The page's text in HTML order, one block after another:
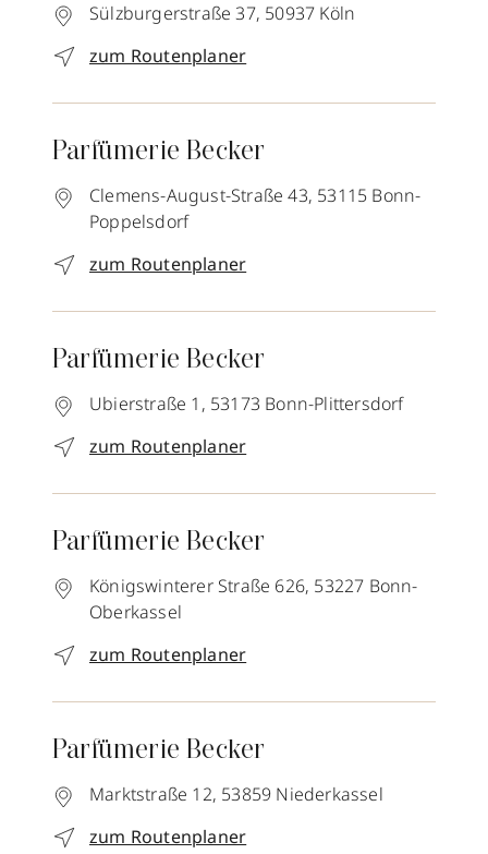
Sülzburgerstraße 37, 50937 Köln
zum Routenplaner
Parfümerie Becker
Clemens-August-Straße 43, 53115 Bonn-
Poppelsdorf
zum Routenplaner
Parfümerie Becker
Ubierstraße 1, 53173 Bonn-Plittersdorf
zum Routenplaner
Parfümerie Becker
Königswinterer Straße 626, 53227 Bonn-
Oberkassel
zum Routenplaner
Parfümerie Becker
Marktstraße 12, 53859 Niederkassel
zum Routenplaner